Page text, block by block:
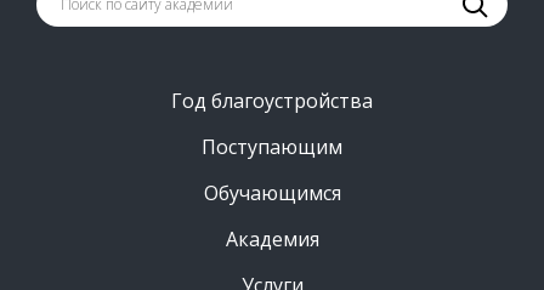
Год благоустройства
Поступающим
Обучающимся
Академия